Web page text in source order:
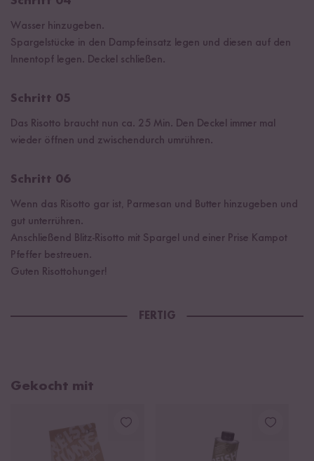
Wasser hinzugeben.
Spargelstücke in den Dampfeinsatz legen und diesen auf den
Innentopf legen. Deckel schließen.
Schritt 05
Das Risotto braucht nun ca. 25 Min. Den Deckel immer mal
wieder öffnen und zwischendurch umrühren.
Schritt 06
Wenn das Risotto gar ist, Parmesan und Butter hinzugeben und
gut unterrühren.
Anschließend Blitz-Risotto mit Spargel und einer Prise Kampot
Pfeffer bestreuen.
Guten Risottohunger!
FERTIG
Gekocht mit